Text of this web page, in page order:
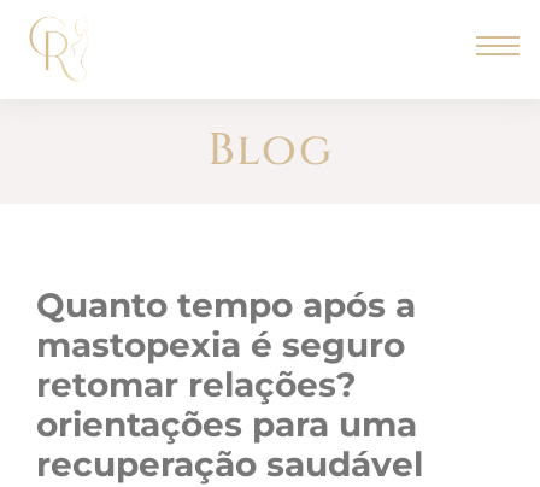
Blog
quanto tempo após a
mastopexia é seguro
retomar relações?
orientações para uma
recuperação saudável